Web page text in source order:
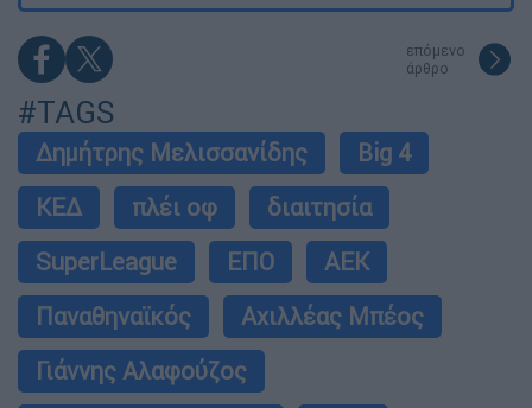
επόμενο
άρθρο
#TAGS
Δημήτρης Μελισσανίδης
Big 4
ΚΕΔ
πλέι οφ
διαιτησία
SuperLeague
ΕΠΟ
ΑΕΚ
Παναθηναϊκός
Αχιλλέας Μπέος
Γιάννης Αλαφούζος